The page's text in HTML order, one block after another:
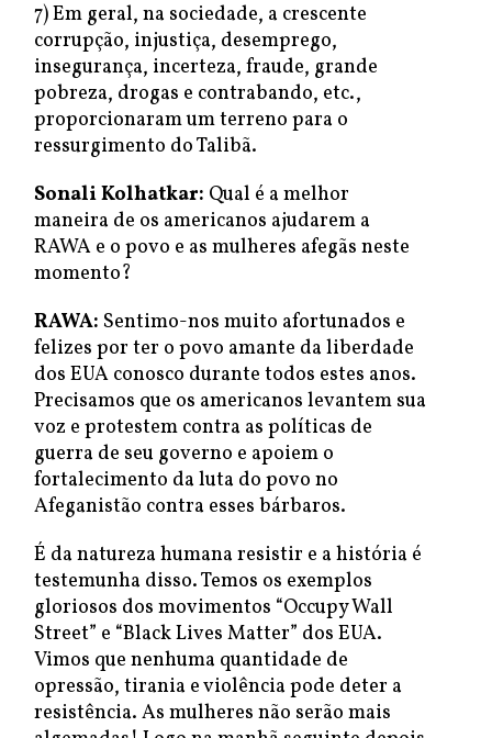
7) Em geral, na sociedade, a crescente
corrupção, injustiça, desemprego,
insegurança, incerteza, fraude, grande
pobreza, drogas e contrabando, etc.,
proporcionaram um terreno para o
ressurgimento do Talibã.
Sonali Kolhatkar: Qual é a melhor
maneira de os americanos ajudarem a
RAWA e o povo e as mulheres afegãs neste
momento?
RAWA: Sentimo-nos muito afortunados e
felizes por ter o povo amante da liberdade
dos EUA conosco durante todos estes anos.
Precisamos que os americanos levantem sua
voz e protestem contra as políticas de
guerra de seu governo e apoiem o
fortalecimento da luta do povo no
Afeganistão contra esses bárbaros.
É da natureza humana resistir e a história é
testemunha disso. Temos os exemplos
gloriosos dos movimentos “Occupy Wall
Street” e “Black Lives Matter” dos EUA.
Vimos que nenhuma quantidade de
opressão, tirania e violência pode deter a
resistência. As mulheres não serão mais